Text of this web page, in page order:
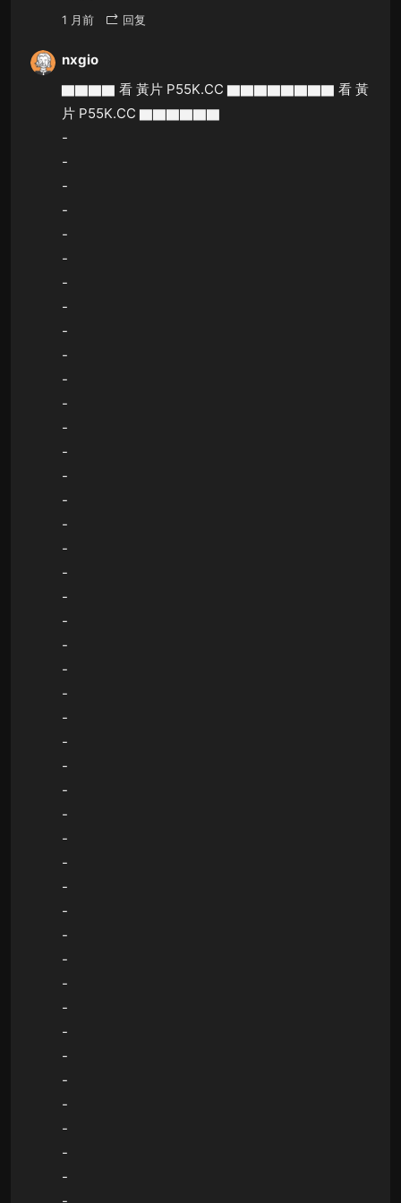
1 月前 回复
nxgio
▇▇▇▇ 看 黃片 P55K.CC ▇▇▇▇▇▇▇▇ 看 黃
片 P55K.CC ▇▇▇▇▇▇
-
-
-
-
-
-
-
-
-
-
-
-
-
-
-
-
-
-
-
-
-
-
-
-
-
-
-
-
-
-
-
-
-
-
-
-
-
-
-
-
-
-
-
-